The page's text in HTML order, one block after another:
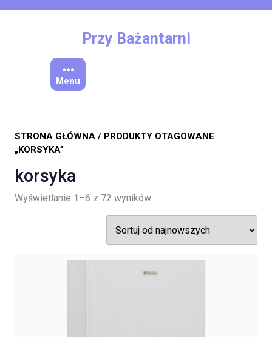
Przy Bażantarni
Menu
STRONA GŁÓWNA / PRODUKTY OTAGOWANE
„KORSYKA”
korsyka
Wyświetlanie 1–6 z 72 wynikówPosortowane
najnowszych